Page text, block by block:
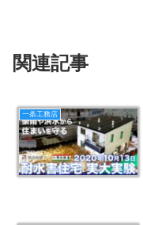
関連記事
一条工務店